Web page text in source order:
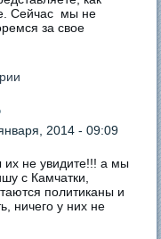
Сейчас мы не
за свое
2014 - 09:09
их не увидите!!! а мы
с Камчатки,
политиканы и
ничего у них не